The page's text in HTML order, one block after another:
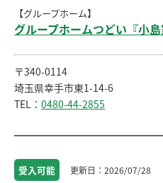
【グループホーム】
グループホームつどい『小島
〒340-0114
埼玉県幸手市東1-14-6
TEL： 0480-44-2855
受入可能 2026/07/28